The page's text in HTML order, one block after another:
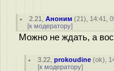
2.21 ,Аноним (21), 14:41,
[к модератору]
Можно не ждать, а
3.22 ,prokoudine (ok),
[к модератору]